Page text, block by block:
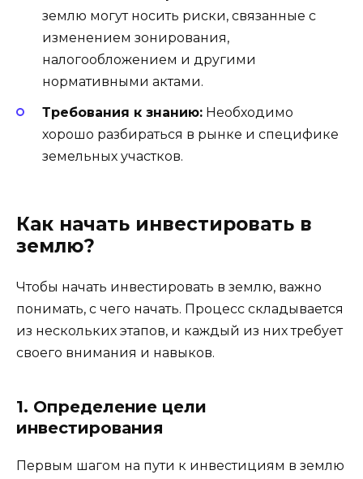
землю могут носить риски, связанные с
изменением зонирования,
налогообложением и другими
нормативными актами.
Требования к знанию: Необходимо
хорошо разбираться в рынке и специфике
земельных участков.
Как начать инвестировать в
землю?
Чтобы начать инвестировать в землю, важно
понимать, с чего начать. Процесс складывается
из нескольких этапов, и каждый из них требует
своего внимания и навыков.
1. Определение цели
инвестирования
Первым шагом на пути к инвестициям в землю